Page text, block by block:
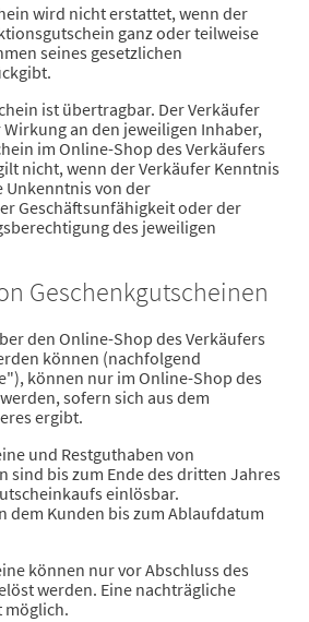
wird nicht erstattet, wenn der
ganz oder teilweise
seines gesetzlichen
ist übertragbar. Der Verkäufer
an den jeweiligen Inhaber,
im Online-Shop des Verkäufers
nicht, wenn der Verkäufer Kenntnis
Unkenntnis von der
Geschäftsunfähigkeit oder der
des jeweiligen
Geschenkgutscheinen
den Online-Shop des Verkäufers
können (nachfolgend
können nur im Online-Shop des
sofern sich aus dem
ergibt.
und Restguthaben von
sind bis zum Ende des dritten Jahres
einlösbar.
dem Kunden bis zum Ablaufdatum
können nur vor Abschluss des
werden. Eine nachträgliche
möglich.